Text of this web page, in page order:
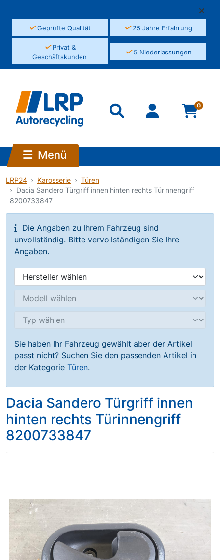
✓Geprüfte Qualität ✓25 Jahre Erfahrung
✓Privat &
Geschäftskunden
✓5 Niederlassungen
0
Menü
LRP24 Karosserie
Türen
Dacia Sandero Türgriff innen hinten rechts Türinnengriff
8200733847
Die Angaben zu Ihrem Fahrzeug sind
unvollständig. Bitte vervollständigen Sie Ihre
Angaben.
Sie haben Ihr Fahrzeug gewählt aber der Artikel
passt nicht? Suchen Sie den passenden Artikel in
der Kategorie Türen.
Dacia Sandero Türgriff innen
hinten rechts Türinnengriff
8200733847